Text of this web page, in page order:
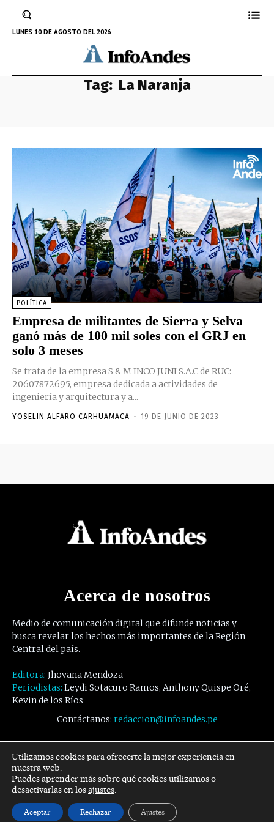
LUNES 10 DE AGOSTO DEL 2026
Tag: La Naranja
POLÍTICA
Empresa de militantes de Sierra y Selva
ganó más de 100 mil soles con el GRJ en
solo 3 meses
Se trata de la empresa S & M INCO JUNI S.A.C de RUC:
20607872695, empresa dedicada a actividades de
ingeniería y arquitectura y a...
YOSELIN ALFARO CARHUAMACA - 19 DE JUNIO DE 2023
Acerca de nosotros
Medio de comunicación digital que difunde noticias y
busca revelar los hechos más importantes de la Región
Central del país.
Editora: Jhovana Mendoza
Periodistas: Leydi Sotacuro Ramos, Anthony Quispe Oré,
Kevin de los Ríos
Contáctanos: redaccion@infoandes.pe
Síguenos
Facebook Twitter Youtube
Utilizamos cookies para ofrecerte la mejor experiencia en
nuestra web.
Puedes aprender más sobre qué cookies utilizamos o
desactivarlas en losajustes.
Aceptar Rechazar Ajustes